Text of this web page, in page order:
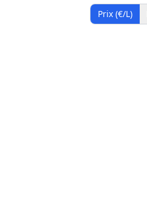
Prix (€/L)